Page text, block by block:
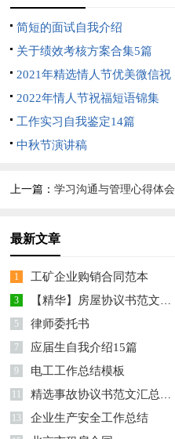
简短的面试自我介绍
关于绩效考核方案合集5篇
2021年精选情人节优美微信祝
福语摘录49条
2022年情人节祝福短语锦集
100条
工作实习自我鉴定14篇
中秋节演讲稿
上一篇：学习沟通与管理心得体会
最新文章
1 工矿企业购销合同范本
3 【精华】房屋协议书范文合集10篇
5 律师委托书
7 应届生自我介绍15篇
9 电工工作总结模板
11 精选事故协议书范文汇总8篇
13 企业生产安全工作总结